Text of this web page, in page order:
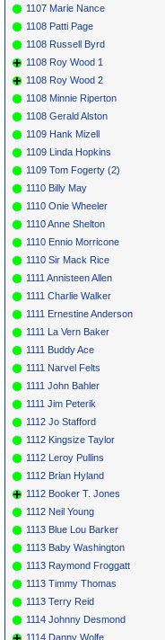
1107 Marie Nance
1108 Patti Page
1108 Russell Byrd
1108 Roy Wood 1
1108 Roy Wood 2
1108 Minnie Riperton
1108 Gerald Alston
1109 Hank Mizell
1109 Linda Hopkins
1109 Tom Fogerty (2)
1110 Billy May
1110 Onie Wheeler
1110 Anne Shelton
1110 Ennio Morricone
1110 Sir Mack Rice
1111 Annisteen Allen
1111 Charlie Walker
1111 Ernestine Anderson
1111 La Vern Baker
1111 Buddy Ace
1111 Narvel Felts
1111 John Bahler
1111 Jim Peterik
1112 Jo Stafford
1112 Kingsize Taylor
1112 Leroy Pullins
1112 Brian Hyland
1112 Booker T. Jones
1112 Neil Young
1113 Blue Lou Barker
1113 Baby Washington
1113 Raymond Froggatt
1113 Timmy Thomas
1113 Terry Reid
1114 Johnny Desmond
1114 Danny Wolfe